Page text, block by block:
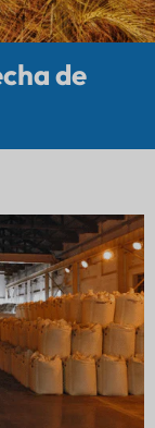
de